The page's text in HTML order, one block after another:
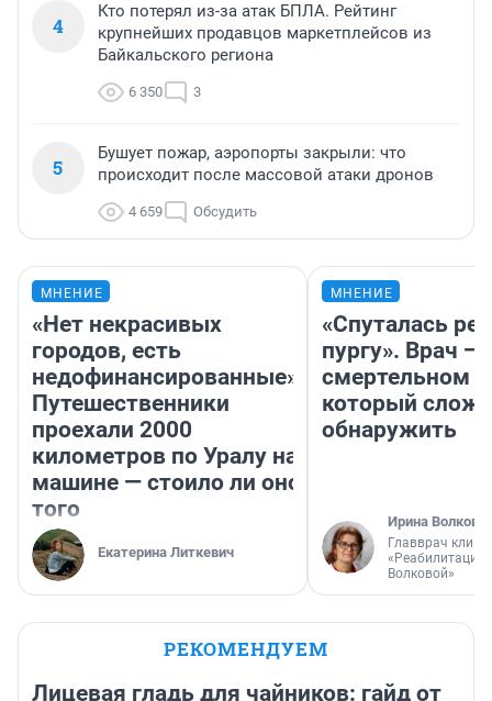
4
Кто потерял из-за атак БПЛА. Рейтинг
крупнейших продавцов маркетплейсов из
Байкальского региона
6 350 3
5
Бушует пожар, аэропорты закрыли: что
происходит после массовой атаки дронов
4 659 Обсудить
МНЕНИЕ
«Нет некрасивых
городов, есть
недофинансированные».
Путешественники
проехали 2000
километров по Уралу на
машине — стоило ли оно
того
Екатерина Литкевич
МНЕНИЕ
«Спуталась
пургу». Врач —
смертельном
который
обнаружить
Ирина Волкова
Главврач
«Реабилитация
Волковой»
РЕКОМЕНДУЕМ
Лицевая гладь для чайников: гайд от